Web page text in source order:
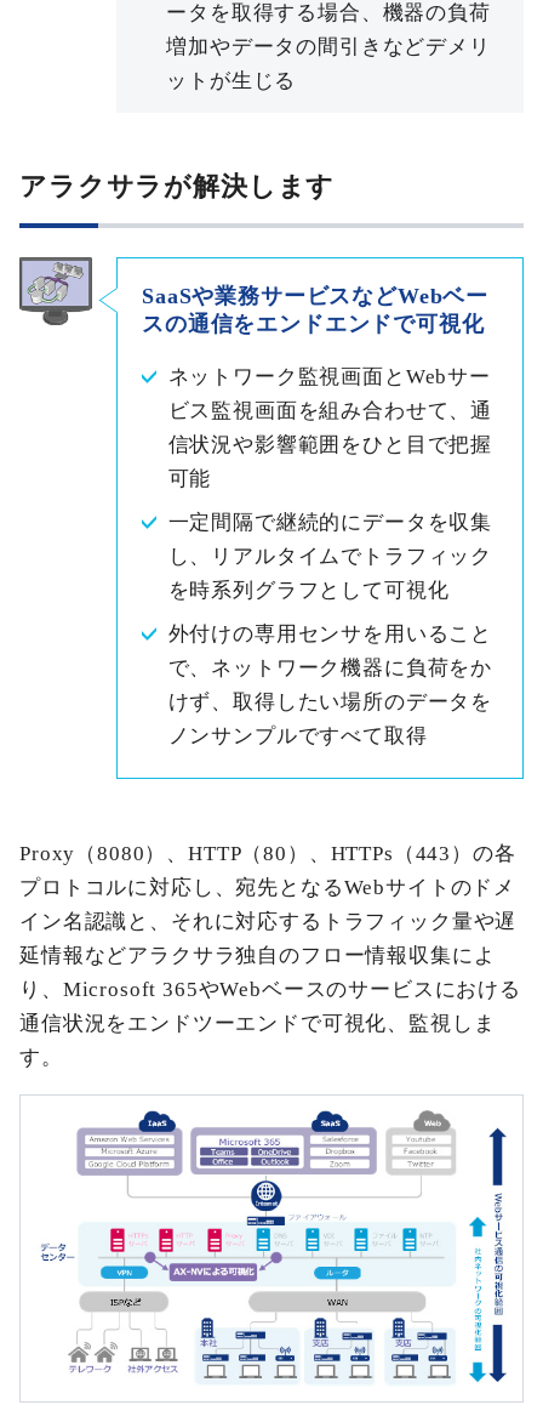
ータを取得する場合、機器の負荷
増加やデータの間引きなどデメリ
ットが生じる
アラクサラが解決します
SaaSや業務サービスなどWebベー
スの通信をエンドエンドで可視化
ネットワーク監視画面とWebサー
ビス監視画面を組み合わせて、通
信状況や影響範囲をひと目で把握
可能
一定間隔で継続的にデータを収集
し、リアルタイムでトラフィック
を時系列グラフとして可視化
外付けの専用センサを用いること
で、ネットワーク機器に負荷をか
けず、取得したい場所のデータを
ノンサンプルですべて取得
Proxy（8080）、HTTP（80）、HTTPs（443）の各
プロトコルに対応し、宛先となるWebサイトのドメ
イン名認識と、それに対応するトラフィック量や遅
延情報などアラクサラ独自のフロー情報収集によ
り、Microsoft 365やWebベースのサービスにおける
通信状況をエンドツーエンドで可視化、監視しま
す。